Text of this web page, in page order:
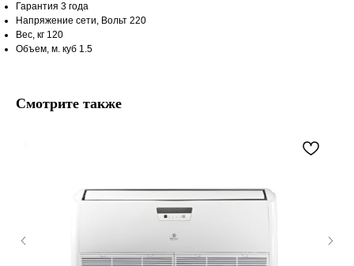
Гарантия 3 года
Напряжение сети, Вольт 220
Вес, кг 120
Объем, м. куб 1.5
Смотрите также